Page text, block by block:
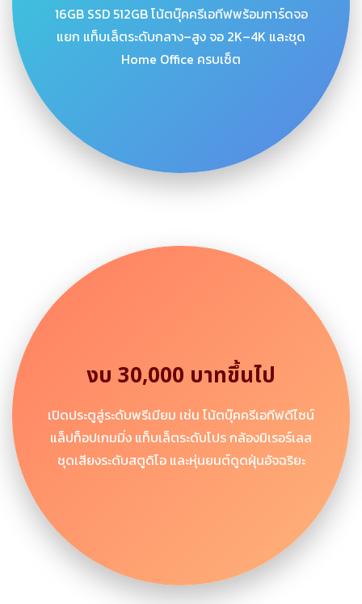
16GB SSD 512GB โน้ตบุ๊คครีเอทีฟพร้อมการ์ดจอ
แยก แท็บเล็ตระดับกลาง–สูง จอ 2K–4K และชุด
Home Office ครบเซ็ต
งบ 30,000 บาทขึ้นไป
เปิดประตูสู่ระดับพรีเมียม เช่น โน้ตบุ๊คครีเอทีฟดีไซน์
แล็ปท็อปเกมมิ่ง แท็บเล็ตระดับโปร กล้องมิเรอร์เลส
ชุดเสียงระดับสตูดิโอ และหุ่นยนต์ดูดฝุ่นอัจฉริยะ